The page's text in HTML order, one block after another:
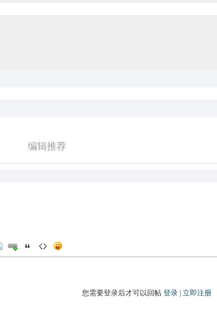
编辑推荐
您需要登录后才可以回帖登录 |立即注册